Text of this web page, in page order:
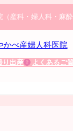
産科・婦人科・麻
り出産 よくあるご